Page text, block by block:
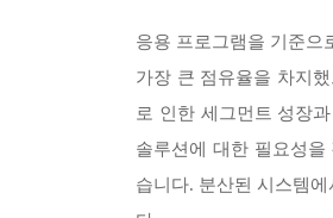
응용 프로그램을 기준으
가장 큰 점유율을 차지
로 인한 세그먼트 성장
솔루션에 대한 필요성
습니다. 분산된 시스템